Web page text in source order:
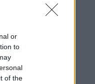
or
to
of the